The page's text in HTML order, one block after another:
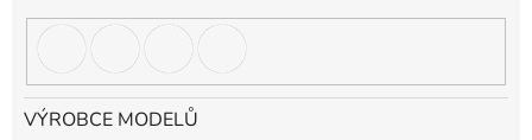
VÝROBCE MODELŮ